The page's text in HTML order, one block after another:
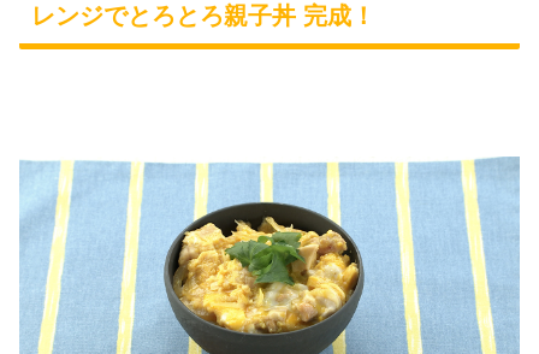
レンジでとろとろ親子丼 完成！